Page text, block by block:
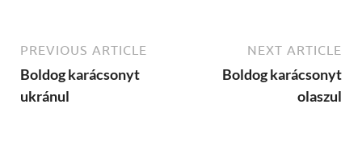
PREVIOUS ARTICLE
Boldog karácsonyt
ukránul
NEXT ARTICLE
Boldog karácsonyt
olaszul